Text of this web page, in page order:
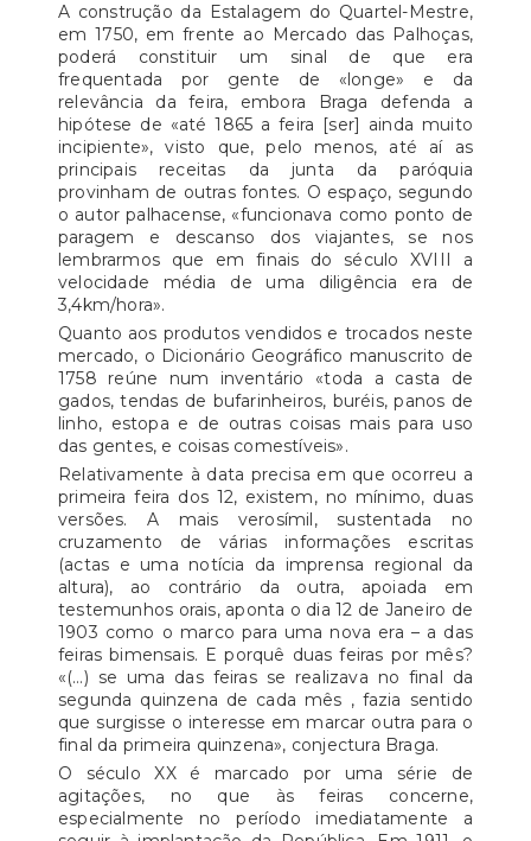
A construção da Estalagem do Quartel-Mestre,
em 1750, em frente ao Mercado das Palhoças,
poderá constituir um sinal de que era
frequentada por gente de «longe» e da
relevância da feira, embora Braga defenda a
hipótese de «até 1865 a feira [ser] ainda muito
incipiente», visto que, pelo menos, até aí as
principais receitas da junta da paróquia
provinham de outras fontes. O espaço, segundo
o autor palhacense, «funcionava como ponto de
paragem e descanso dos viajantes, se nos
lembrarmos que em finais do século XVIII a
velocidade média de uma diligência era de
3,4km/hora».
Quanto aos produtos vendidos e trocados neste
mercado, o Dicionário Geográfico manuscrito de
1758 reúne num inventário «toda a casta de
gados, tendas de bufarinheiros, buréis, panos de
linho, estopa e de outras coisas mais para uso
das gentes, e coisas comestíveis».
Relativamente à data precisa em que ocorreu a
primeira feira dos 12, existem, no mínimo, duas
versões. A mais verosímil, sustentada no
cruzamento de várias informações escritas
(actas e uma notícia da imprensa regional da
altura), ao contrário da outra, apoiada em
testemunhos orais, aponta o dia 12 de Janeiro de
1903 como o marco para uma nova era – a das
feiras bimensais. E porquê duas feiras por mês?
«(…) se uma das feiras se realizava no final da
segunda quinzena de cada mês , fazia sentido
que surgisse o interesse em marcar outra para o
final da primeira quinzena», conjectura Braga.
O século XX é marcado por uma série de
agitações, no que às feiras concerne,
especialmente no período imediatamente a